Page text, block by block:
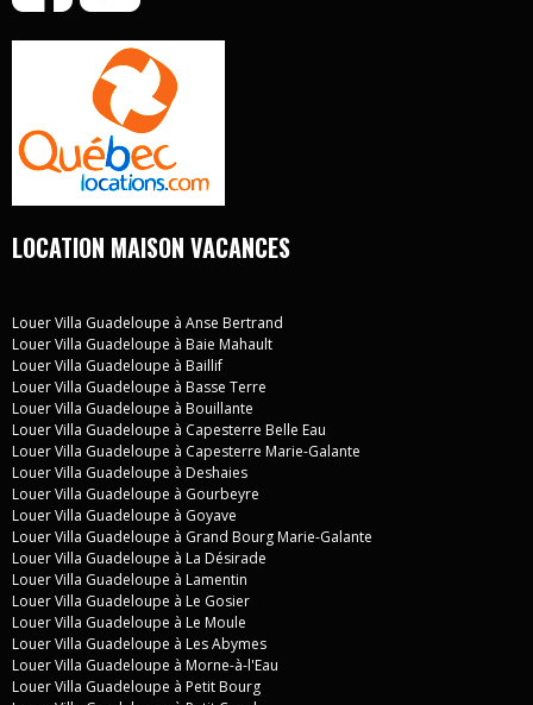
LOCATION MAISON VACANCES
Louer Villa Guadeloupe à Anse Bertrand
Louer Villa Guadeloupe à Baie Mahault
Louer Villa Guadeloupe à Baillif
Louer Villa Guadeloupe à Basse Terre
Louer Villa Guadeloupe à Bouillante
Louer Villa Guadeloupe à Capesterre Belle Eau
Louer Villa Guadeloupe à Capesterre Marie-Galante
Louer Villa Guadeloupe à Deshaies
Louer Villa Guadeloupe à Gourbeyre
Louer Villa Guadeloupe à Goyave
Louer Villa Guadeloupe à Grand Bourg Marie-Galante
Louer Villa Guadeloupe à La Désirade
Louer Villa Guadeloupe à Lamentin
Louer Villa Guadeloupe à Le Gosier
Louer Villa Guadeloupe à Le Moule
Louer Villa Guadeloupe à Les Abymes
Louer Villa Guadeloupe à Morne-à-l'Eau
Louer Villa Guadeloupe à Petit Bourg